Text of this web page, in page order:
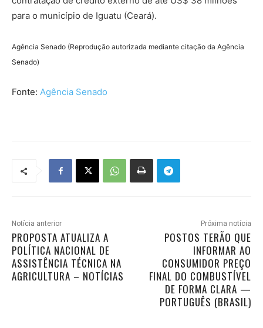
para o município de Iguatu (Ceará).
Agência Senado (Reprodução autorizada mediante citação da Agência
Senado)
Fonte: Agência Senado
Notícia anterior
PROPOSTA ATUALIZA A
POLÍTICA NACIONAL DE
ASSISTÊNCIA TÉCNICA NA
AGRICULTURA – NOTÍCIAS
Próxima notícia
POSTOS TERÃO QUE
INFORMAR AO
CONSUMIDOR PREÇO
FINAL DO COMBUSTÍVEL
DE FORMA CLARA —
PORTUGUÊS (BRASIL)